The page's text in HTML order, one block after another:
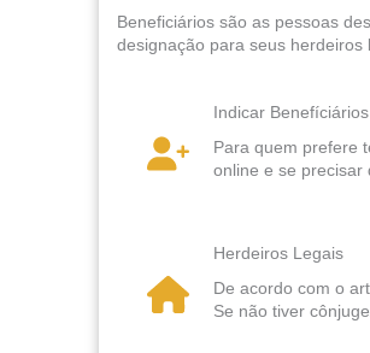
Beneficiários são as pessoas
designação para seus herdeiros
Indicar Benefíciários
Para quem prefere
online e se precisar
Herdeiros Legais
De acordo com o
Se não tiver